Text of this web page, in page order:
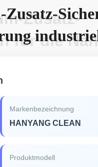
Zusatz-
für die
Markenbezeichnung
HANYANG CLEAN
Produktmodell